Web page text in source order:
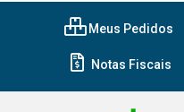
Meus Pedidos
Notas Fiscais